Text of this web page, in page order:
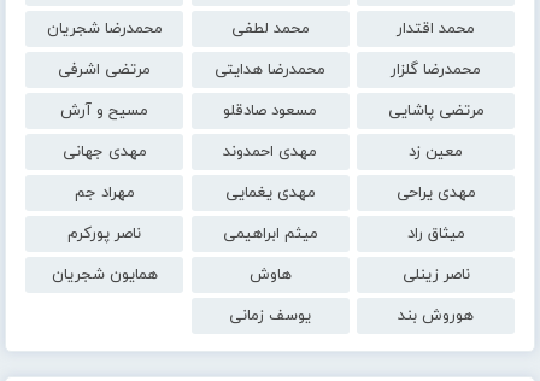
محمد اقتدار
محمد لطفی
محمدرضا شجریان
محمدرضا گلزار
محمدرضا هدایتی
مرتضی اشرفی
مرتضی پاشایی
مسعود صادقلو
مسیح و آرش
معین زد
مهدی احمدوند
مهدی جهانی
مهدی یراحی
مهدی یغمایی
مهراد جم
میثاق راد
میثم ابراهیمی
ناصر پورکرم
ناصر زینلی
هاوش
همایون شجریان
هوروش بند
یوسف زمانی